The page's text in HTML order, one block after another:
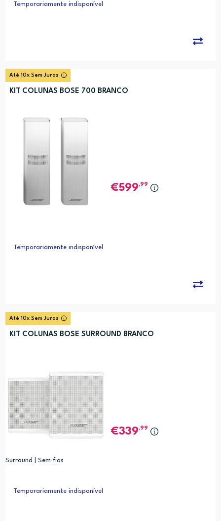
Temporariamente indisponível
Até 10x Sem Juros
KIT COLUNAS BOSE 700 BRANCO
599,99
Temporariamente indisponível
Até 10x Sem Juros
KIT COLUNAS BOSE SURROUND BRANCO
Surround | Sem fios
339,99
Temporariamente indisponível